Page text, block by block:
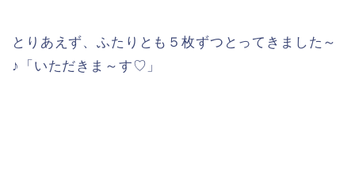
とりあえず、ふたりとも５枚ずつとってきました～
♪「いただきま～す♡」